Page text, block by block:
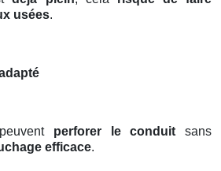
usées.
perforer le conduit sans
efficace.